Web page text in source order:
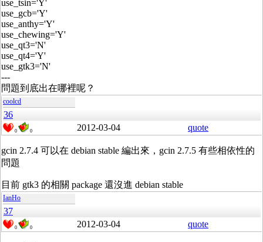
use_tsin='Y'
use_gcb='Y'
use_anthy='Y'
use_chewing='Y'
use_qt3='N'
use_qt4='Y'
use_gtk3='N'
---
問題到底出在哪裡呢？
coolcd
36
0 0 2012-03-04 quote
gcin 2.7.4 可以在 debian stable 編出來，gcin 2.7.5 有些相依性的
問題
目前 gtk3 的相關 package 還沒進 debian stable
IanHo
37
0 0 2012-03-04 quote